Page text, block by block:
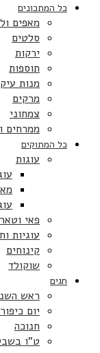
כל המתכונים
מאפים
סלטים
ירקות
תוספות
מנות
מרקים
צמחוני
ממרחים
כל המתוקים
עוגות
פאי
עוגיות
קינוחים
שוקולד
חגים
ראש
יום כיפור
חנוכה
ט”ו